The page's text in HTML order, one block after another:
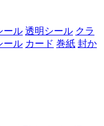
ール 透明シール クラ
ール カード 巻紙 封か